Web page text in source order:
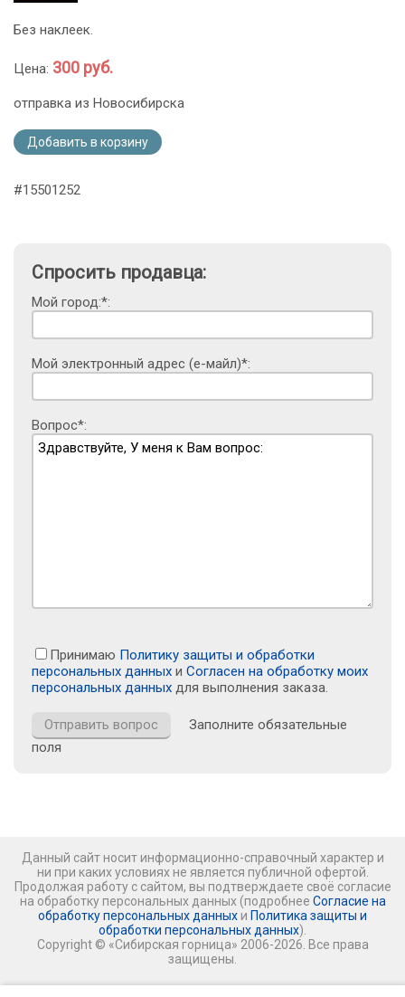
Без наклеек.
Цена: 300 руб.
отправка из Новосибирска
Добавить в корзину
#15501252
Спросить продавца:
Мой город:*:
Мой электронный адрес (е-майл)*:
Вопрос*:
Принимаю Политику защиты и обработки
персональных данных и Согласен на обработку моих
персональных данных для выполнения заказа.
Заполните обязательные
поля
Данный сайт носит информационно-справочный характер и
ни при каких условиях не является публичной офертой.
Продолжая работу с сайтом, вы подтверждаете своё согласие
на обработку персональных данных (подробнее Согласие на
обработку персональных данных и Политика защиты и
обработки персональных данных).
Copyright © «Сибирская горница» 2006-2026. Все права
защищены.